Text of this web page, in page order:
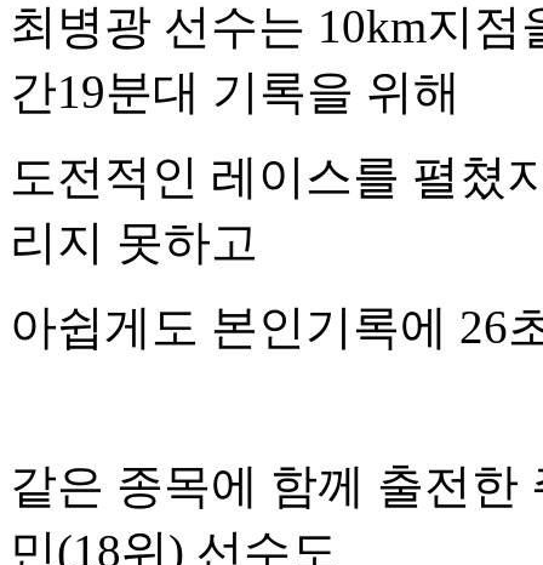
최병광 선수는 10km지
간19분대 기록을 위해
도전적인 레이스를 펼쳤
리지 못하고
아쉽게도 본인기록에 26
같은 종목에 함께 출전한
민(18위) 선수도